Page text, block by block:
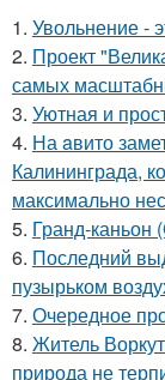
1. Увольнение -
2. Проект
самых
3. Уютная и
4. На aвито
Калининграда,
максимально
5. Гранд-каньон
6. Последний
пузырьком
7. Очередное
8. Житель
природа не